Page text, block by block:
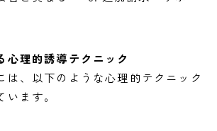
心理的誘導テクニック
は、以下のような心理的テクニック
ます。